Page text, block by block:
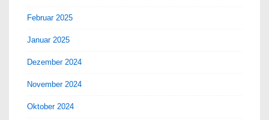
Februar 2025
Januar 2025
Dezember 2024
November 2024
Oktober 2024